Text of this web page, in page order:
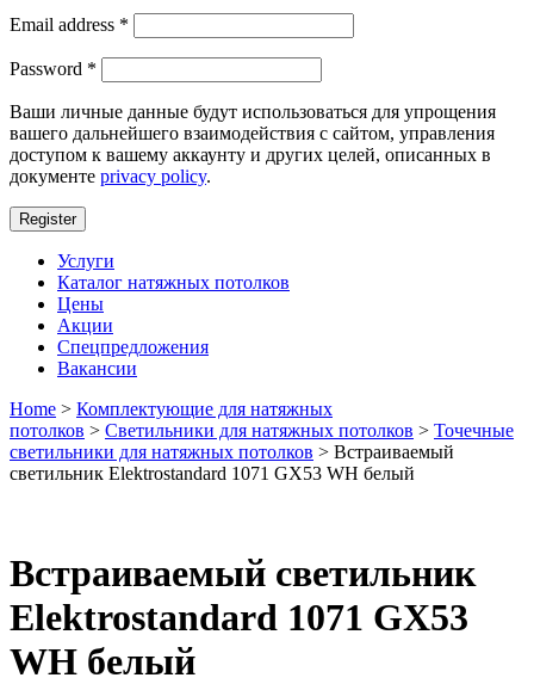
Email address *
Password *
Ваши личные данные будут использоваться для упрощения
вашего дальнейшего взаимодействия с сайтом, управления
доступом к вашему аккаунту и других целей, описанных в
документе privacy policy.
Register
Услуги
Каталог натяжных потолков
Цены
Акции
Спецпредложения
Вакансии
Home > Комплектующие для натяжных
потолков > Светильники для натяжных потолков > Точечные
светильники для натяжных потолков > Встраиваемый
светильник Elektrostandard 1071 GX53 WH белый
Встраиваемый светильник
Elektrostandard 1071 GX53
WH белый